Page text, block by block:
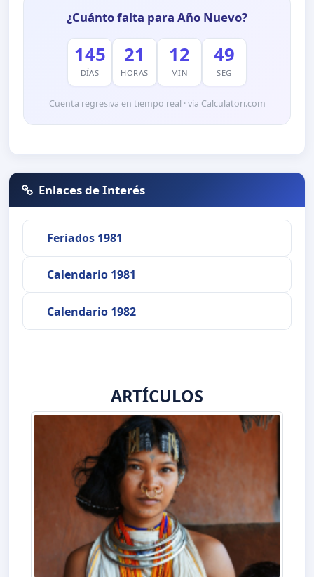
¿Cuánto falta para Año Nuevo?
145
DÍAS
21
HORAS
12
MIN
49
SEG
Cuenta regresiva en tiempo real · vía Calculatorr.com
Enlaces de Interés
Feriados 1981
Calendario 1981
Calendario 1982
ARTÍCULOS